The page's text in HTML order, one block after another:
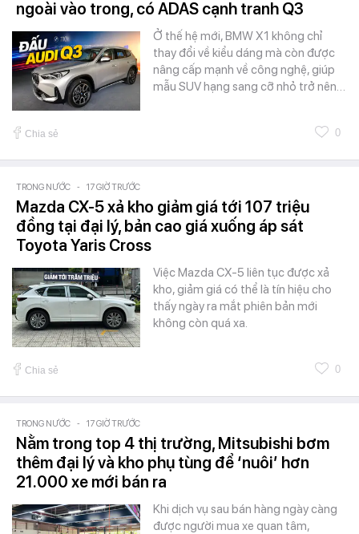
ngoài vào trong, có ADAS cạnh tranh Q3
Ở thế hệ mới, BMW X1 không chỉ
thay đổi về kiểu dáng mà còn được
nâng cấp mạnh về công nghệ, giúp
mẫu SUV hạng sang cỡ nhỏ trở nên…
Chia sẻ 0
TRONG NƯỚC - 17 GIỜ TRƯỚC
Mazda CX-5 xả kho giảm giá tới 107 triệu
đồng tại đại lý, bản cao giá xuống áp sát
Toyota Yaris Cross
Việc Mazda CX-5 liên tục được xả
kho, giảm giá có thể là tín hiệu cho
thấy ngày ra mắt phiên bản mới
không còn quá xa.
Chia sẻ 0
TRONG NƯỚC - 17 GIỜ TRƯỚC
Nằm trong top 4 thị trường, Mitsubishi bơm
thêm đại lý và kho phụ tùng để ‘nuôi’ hơn
21.000 xe mới bán ra
Khi dịch vụ sau bán hàng ngày càng
được người mua xe quan tâm,